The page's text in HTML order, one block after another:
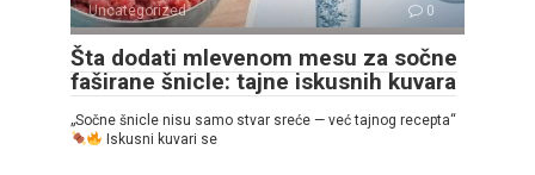
Uncategorized 0
Šta dodati mlevenom mesu za sočne
faširane šnicle: tajne iskusnih kuvara
„Sočne šnicle nisu samo stvar sreće — već tajnog recepta“
Iskusni kuvari se